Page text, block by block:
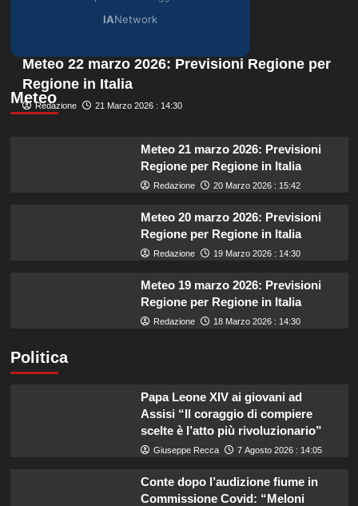
IANetwork
Meteo
Meteo 22 marzo 2026: Previsioni Regione per
Regione in Italia
Redazione 21 Marzo 2026 : 14:30
Meteo 21 marzo 2026: Previsioni
Regione per Regione in Italia
Redazione 20 Marzo 2026 : 15:42
Meteo 20 marzo 2026: Previsioni
Regione per Regione in Italia
Redazione 19 Marzo 2026 : 14:30
Meteo 19 marzo 2026: Previsioni
Regione per Regione in Italia
Redazione 18 Marzo 2026 : 14:30
Politica
Papa Leone XIV ai giovani ad
Assisi “Il coraggio di compiere
scelte è l’atto più rivoluzionario”
Giuseppe Recca 7 Agosto 2026 : 14:05
Conte dopo l’audizione fiume in
Commissione Covid: “Meloni